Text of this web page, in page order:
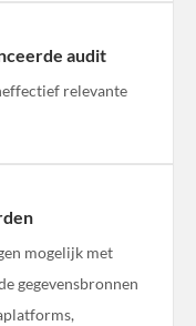
audit
relevante
mogelijk met
gegevensbronnen